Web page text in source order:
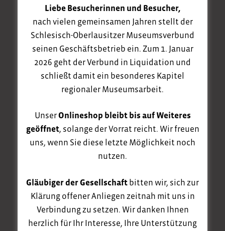
Senden Sie eine Anfrage für das Projekt
„Bauernregeln und Bauernweisheiten“.
verfügbare Termine
E-Mail
Liebe Besucherinnen und Besucher,
nach vielen gemeinsamen Jahren stellt der
Schlesisch-Oberlausitzer Museumsverbund
seinen Geschäftsbetrieb ein. Zum 1. Januar
2026 geht der Verbund in Liquidation und
schließt damit ein besonderes Kapitel
regionaler Museumsarbeit.
UnserOnlineshop bleibt bis auf Weiteres
geöffnet, solange der Vorrat reicht. Wir freuen
uns, wenn Sie diese letzte Möglichkeit noch
nutzen.
Gläubiger der Gesellschaft bitten wir, sich zur
Klärung offener Anliegen zeitnah mit uns in
Verbindung zu setzen. Wir danken Ihnen
herzlich für Ihr Interesse, Ihre Unterstützung